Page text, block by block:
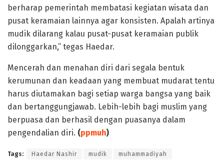
berharap pemerintah membatasi kegiatan wisata dan
pusat keramaian lainnya agar konsisten. Apalah artinya
mudik dilarang kalau pusat-pusat keramaian publik
dilonggarkan,” tegas Haedar.
Mencerah dan menahan diri dari segala bentuk
kerumunan dan keadaan yang membuat mudarat tentu
harus diutamakan bagi setiap warga bangsa yang baik
dan bertanggungjawab. Lebih-lebih bagi muslim yang
berpuasa dan berhasil dengan puasanya dalam
pengendalian diri. (ppmuh)
Tags: Haedar Nashir mudik muhammadiyah